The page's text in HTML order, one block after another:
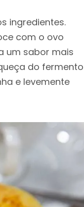
ingredientes.
com o ovo
um sabor mais
do fermento
e levemente